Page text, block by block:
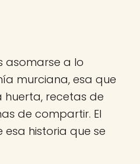
asomarse a lo
murciana, esa que
recetas de
de compartir. El
historia que se